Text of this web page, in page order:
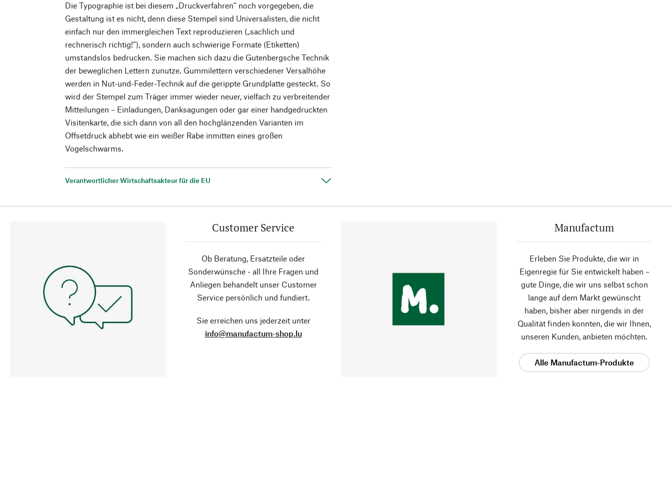
Die Typographie ist bei diesem „Druckverfahren“ noch vorgegeben, die
Gestaltung ist es nicht, denn diese Stempel sind Universalisten, die nicht
einfach nur den immergleichen Text reproduzieren („sachlich und
rechnerisch richtig!“), sondern auch schwierige Formate (Etiketten)
umstandslos bedrucken. Sie machen sich dazu die Gutenbergsche Technik
der beweglichen Lettern zunutze. Gummilettern verschiedener Versalhöhe
werden in Nut-und-Feder-Technik auf die gerippte Grundplatte gesteckt. So
wird der Stempel zum Träger immer wieder neuer, vielfach zu verbreitender
Mitteilungen – Einladungen, Danksagungen oder gar einer handgedruckten
Visitenkarte, die sich dann von all den hochglänzenden Varianten im
Offsetdruck abhebt wie ein weißer Rabe inmitten eines großen
Vogelschwarms.
Verantwortlicher Wirtschaftsakteur für die EU
Customer Service
Ob Beratung, Ersatzteile oder
Sonderwünsche - all Ihre Fragen und
Anliegen behandelt unser Customer
Service persönlich und fundiert.
Sie erreichen uns jederzeit unter
info@manufactum-shop.lu
Manufactum
Erleben Sie Produkte, die wir in
Eigenregie für Sie entwickelt haben –
gute Dinge, die wir uns selbst schon
lange auf dem Markt gewünscht
haben, bisher aber nirgends in der
Qualität finden konnten, die wir Ihnen,
unseren Kunden, anbieten möchten.
Alle Manufactum-Produkte